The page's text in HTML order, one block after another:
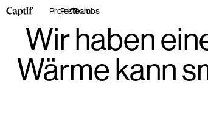
Projekte
ProfilTeamJobs
Wir haben
Wärme kann